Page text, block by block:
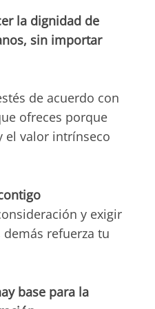
la dignidad de
sin importar
de acuerdo con
ofreces porque
el valor intrínseco
y exigir
refuerza tu
base para la